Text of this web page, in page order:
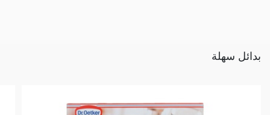
بدائل سهلة